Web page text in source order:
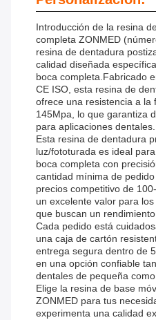
Introducción de la resina
completa ZONMED
resina de dentadura
calidad diseñada
boca completa.Fabricado
CE ISO, esta resina de
ofrece una resistencia a la
145Mpa, lo que garantiza
para aplicaciones dentales.
Esta resina de dentadura
luz/fototurada es ideal
boca completa con
cantidad mínima de
precios competitivo de
un excelente valor para
que buscan un
Cada pedido está
una caja de cartón
entrega segura dentro de
en una opción confiable
dentales de pequeña
Elige la resina de base
ZONMED para tus
experimenta una calidad